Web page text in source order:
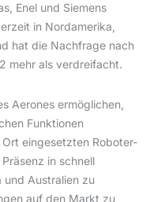
Enel und Siemens
in Nordamerika,
hat die Nachfrage nach
mehr als verdreifacht.
Aerones ermöglichen,
Funktionen
eingesetzten Roboter-
in schnell
Australien zu
auf den Markt zu